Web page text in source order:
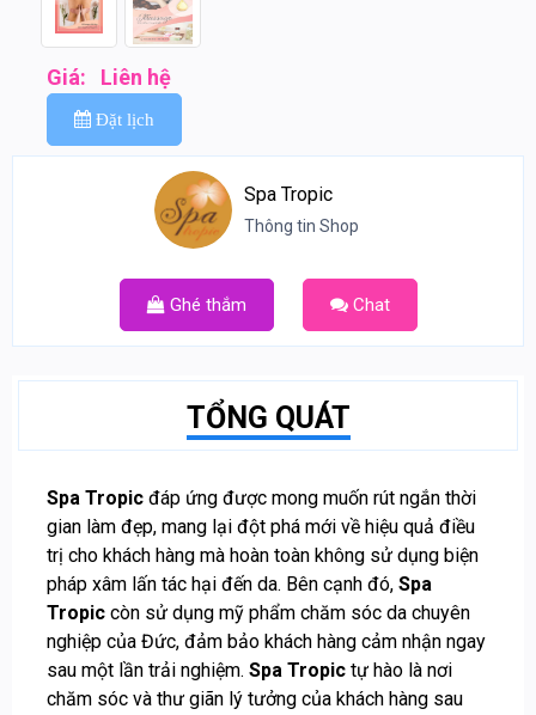
Giá: Liên hệ
Đặt lịch
Spa Tropic
Thông tin Shop
Ghé thắm Chat
TỔNG QUÁT
Spa Tropic đáp ứng được mong muốn rút ngắn thời
gian làm đẹp, mang lại đột phá mới về hiệu quả điều
trị cho khách hàng mà hoàn toàn không sử dụng biện
pháp xâm lấn tác hại đến da. Bên cạnh đó, Spa
Tropic còn sử dụng mỹ phẩm chăm sóc da chuyên
nghiệp của Đức, đảm bảo khách hàng cảm nhận ngay
sau một lần trải nghiệm. Spa Tropic tự hào là nơi
chăm sóc và thư giãn lý tưởng của khách hàng sau